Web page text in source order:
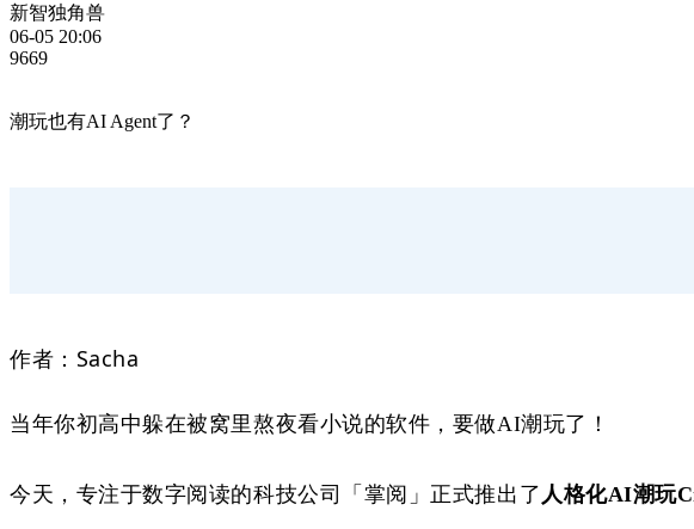
新智独角兽
06-05 20:06
9669
潮玩也有AI Agent了？
作者： Sacha
当年你初高中躲在被窝里熬夜看小说的软件，要做AI潮玩了！
今天，专注于数字阅读的科技公司「掌阅」正式推出了 人格化AI潮玩